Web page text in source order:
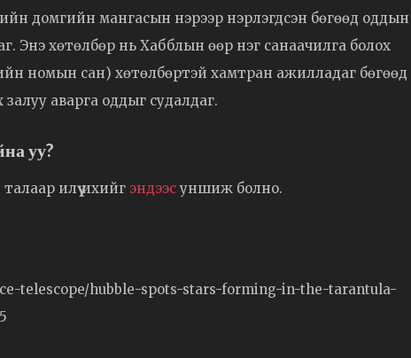
домгийн мангасын нэрээр нэрлэгдсэн бөгөөд оддын
Энэ хөтөлбөр нь Хабблын өөр нэг санаачилга болох
номын сан) хөтөлбөртэй хамтран ажилладаг бөгөөд
аварга оддыг судалдаг.
уу?
илүү ихийг эндээсуншиж болно.
telescope/hubble-spots-stars-forming-in-the-tarantula-